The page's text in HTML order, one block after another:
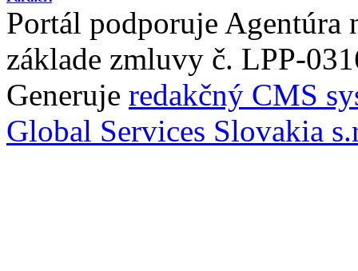
Portál podporuje Agentúra
základe zmluvy č. LPP-
Generuje redakčný CMS
Global Services Slovakia